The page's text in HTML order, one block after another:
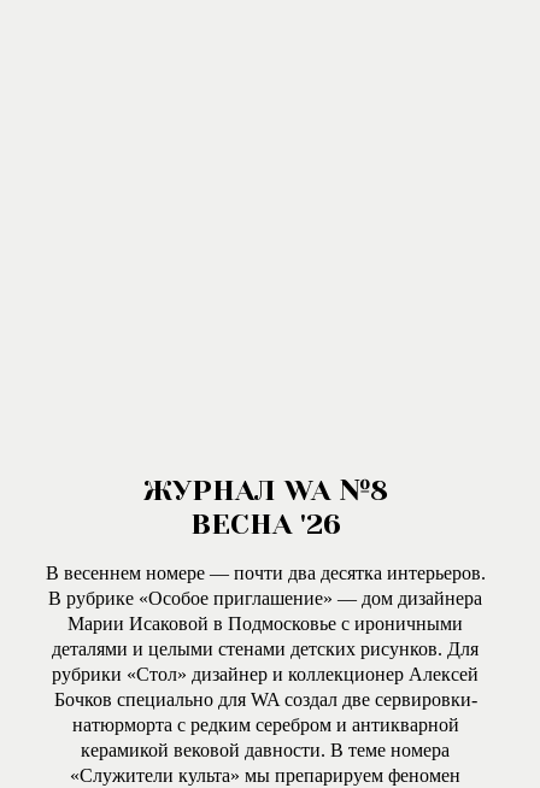
ЖУРНАЛ WA №8
ВЕСНА '26
В весеннем номере — почти два десятка интерьеров.
В рубрике «Особое приглашение» — дом дизайнера
Марии Исаковой в Подмосковье с ироничными
деталями и целыми стенами детских рисунков. Для
рубрики «Стол» дизайнер и коллекционер Алексей
Бочков специально для WA создал две сервировки-
натюрморта с редким серебром и антикварной
керамикой вековой давности. В теме номера
«Служители культа» мы препарируем феномен